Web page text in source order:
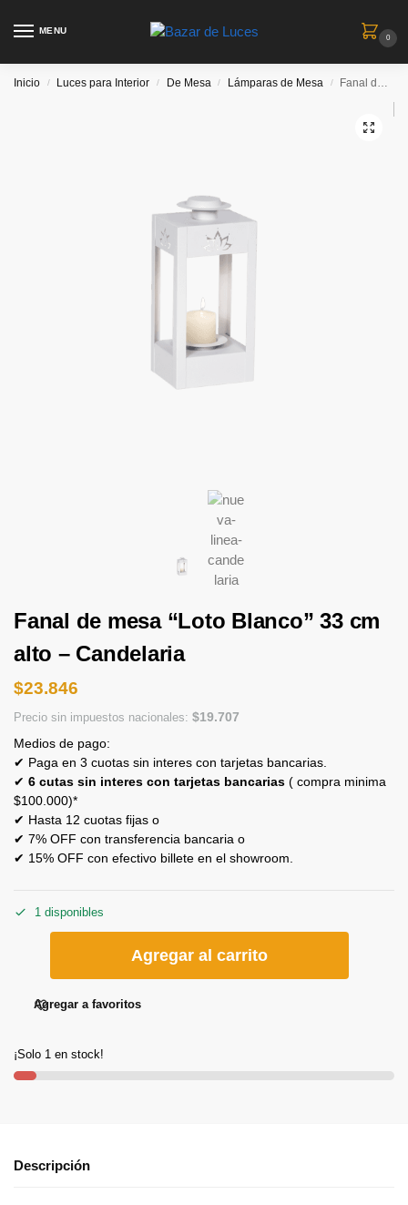
MENU
0
Inicio / Luces para Interior / De Mesa / Lámparas de Mesa / Fanal de mesa “Loto Blanco” 33 cm alto – Candelaria
Fanal de mesa “Loto Blanco” 33 cm
alto – Candelaria
$23.846
Precio sin impuestos nacionales: $19.707
Medios de pago:
✔ Paga en 3 cuotas sin interes con tarjetas bancarias.
✔ 6 cutas sin interes con tarjetas bancarias ( compra minima
$100.000)*
✔ Hasta 12 cuotas fijas o
✔ 7% OFF con transferencia bancaria o
✔ 15% OFF con efectivo billete en el showroom.
1 disponibles
Agregar al carrito
Agregar a favoritos
¡Solo 1 en stock!
Descripción